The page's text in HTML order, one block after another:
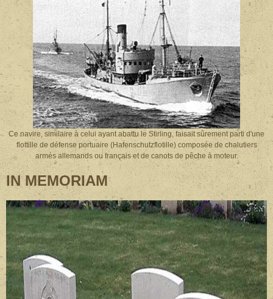
Ce navire, similaire à celui ayant abattu le Stirling, faisait sûrement parti d'une
flottille de défense portuaire (Hafenschutzflotille) composée de chalutiers
armés allemands ou français et de canots de pêche à moteur.
IN MEMORIAM